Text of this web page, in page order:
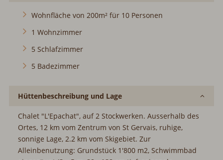
Wohnfläche von 200m² für 10 Personen
1 Wohnzimmer
5 Schlafzimmer
5 Badezimmer
Hüttenbeschreibung und Lage
Chalet "L'Epachat", auf 2 Stockwerken. Ausserhalb des
Ortes, 12 km vom Zentrum von St Gervais, ruhige,
sonnige Lage, 2.2 km vom Skigebiet. Zur
Alleinbenutzung: Grundstück 1'800 m2, Schwimmbad